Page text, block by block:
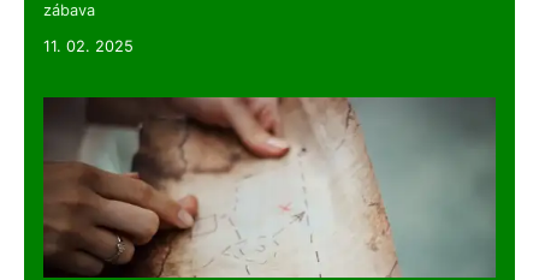
zábava
11. 02. 2025